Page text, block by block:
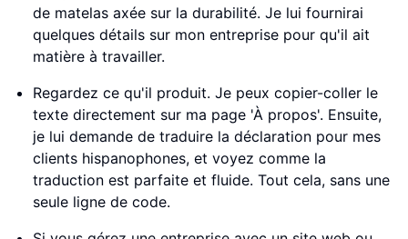
de matelas axée sur la durabilité. Je lui fournirai
quelques détails sur mon entreprise pour qu'il ait
matière à travailler.
Regardez ce qu'il produit. Je peux copier-coller le
texte directement sur ma page 'À propos'. Ensuite,
je lui demande de traduire la déclaration pour mes
clients hispanophones, et voyez comme la
traduction est parfaite et fluide. Tout cela, sans une
seule ligne de code.